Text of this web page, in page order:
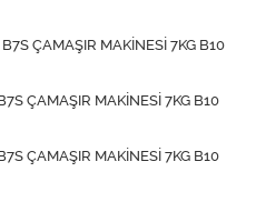
ÇAMAŞIR MAKİNESİ 7KG B10
ÇAMAŞIR MAKİNESİ 7KG B10
ÇAMAŞIR MAKİNESİ 7KG B10